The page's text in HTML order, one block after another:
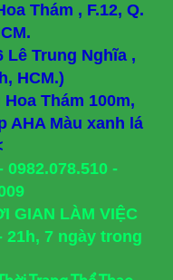
Thám , F.12, Q.
Trung Nghĩa ,
HCM.)
Thám 100m,
AHA Màu xanh lá
0982.078.510 -
GIAN LÀM VIỆC
21h, 7 ngày trong